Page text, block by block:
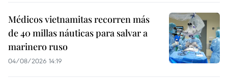
Médicos vietnamitas recorren más
de 40 millas náuticas para salvar a
marinero ruso
04/08/2026 14:19